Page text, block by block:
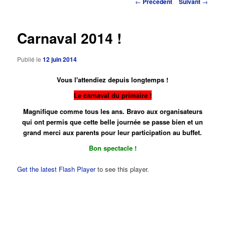
Carnaval 2014 !
Publié le12 juin 2014
Vous l'attendiez depuis longtemps !
Le carnaval du primaire !
Magnifique comme tous les ans. Bravo aux organisateurs
qui ont permis que cette belle journée se passe bien et un
grand merci aux parents pour leur participation au buffet.
Bon spectacle !
Get the latest Flash Playerto see this player.